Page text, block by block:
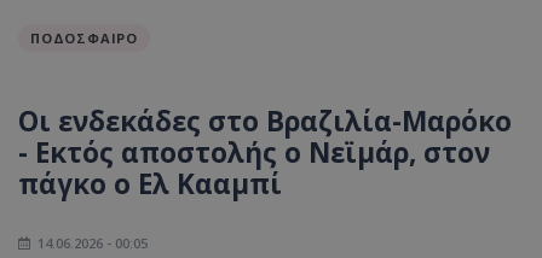
ΠΟΔΟΣΦΑΙΡΟ
Οι ενδεκάδες στο Βραζιλία-Μαρόκο
- Εκτός αποστολής ο Νεϊμάρ, στον
πάγκο ο Ελ Κααμπί
14.06.2026 - 00:05